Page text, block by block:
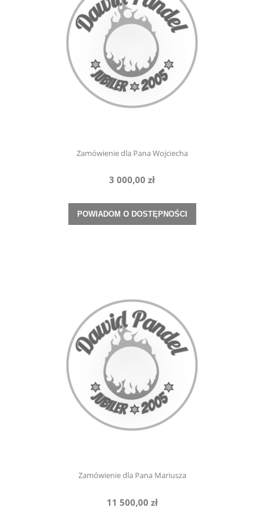
Zamówienie dla Pana Wojciecha
3 000,00 zł
POWIADOM O DOSTĘPNOŚCI
Zamówienie dla Pana Mariusza
11 500,00 zł